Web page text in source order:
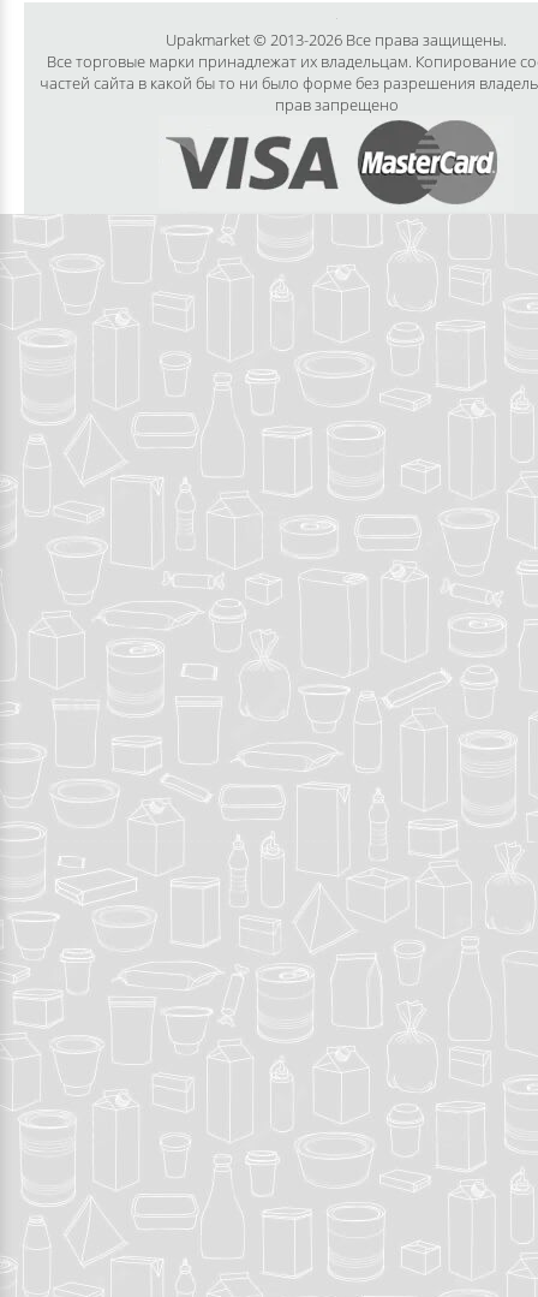
Upakmarket © 2013-2026 Все права защищены.
Все торговые марки принадлежат их владельцам. Копирование
частей сайта в какой бы то ни было форме без разрешения
прав запрещено